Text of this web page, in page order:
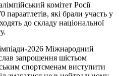
комітет Росії
які брали участь у
до складу національної
2026 Міжнародний
запрошення шістьом
спортсменам виступити